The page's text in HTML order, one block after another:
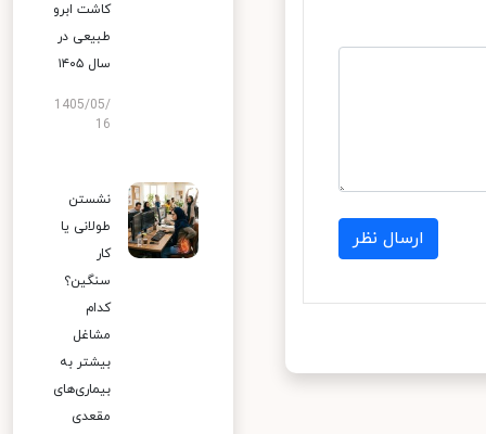
ارسال نظر
کاشت ابرو
طبیعی در
سال ۱۴۰۵
1405/05/
16
نشستن
طولانی یا
کار
سنگین؟
کدام
مشاغل
بیشتر به
بیماری‌های
مقعدی